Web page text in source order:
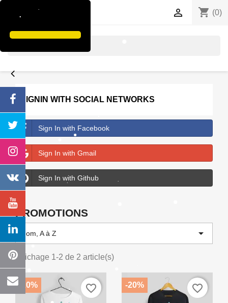
shopping_cart (0)

SIGNIN WITH SOCIAL NETWORKS
Sign In with Facebook
Sign In with Gmail
Sign In with Github
PROMOTIONS
Nom, A à Z 
Affichage 1-2 de 2 article(s)
-20% favorite_border -20% favorite_border
Créer une liste d'envies ×